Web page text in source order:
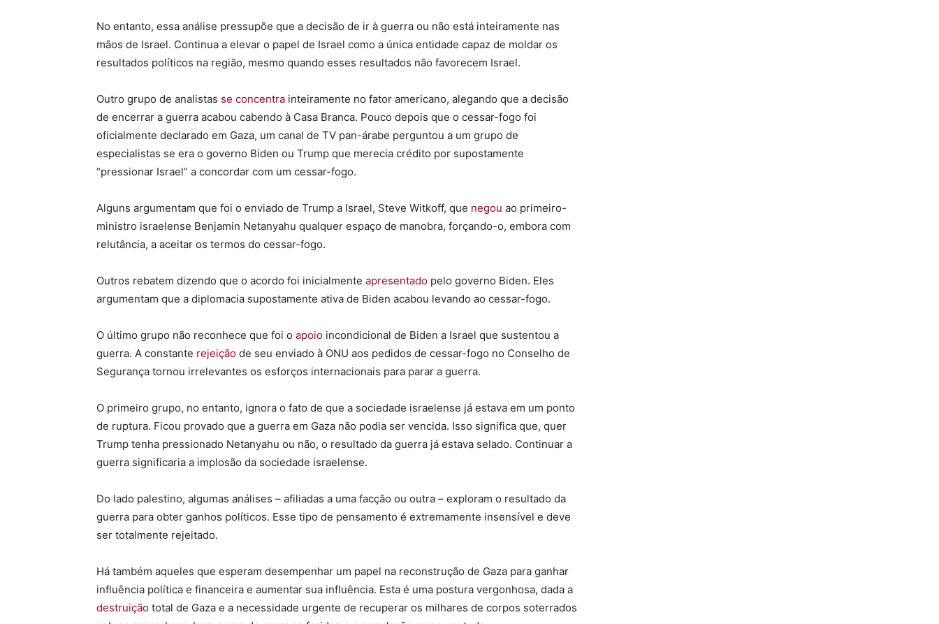
No entanto, essa análise pressupõe que a decisão de ir à guerra ou não está inteiramente nas
mãos de Israel. Continua a elevar o papel de Israel como a única entidade capaz de moldar os
resultados políticos na região, mesmo quando esses resultados não favorecem Israel.
Outro grupo de analistas se concentra inteiramente no fator americano, alegando que a decisão
de encerrar a guerra acabou cabendo à Casa Branca. Pouco depois que o cessar-fogo foi
oficialmente declarado em Gaza, um canal de TV pan-árabe perguntou a um grupo de
especialistas se era o governo Biden ou Trump que merecia crédito por supostamente
“pressionar Israel” a concordar com um cessar-fogo.
Alguns argumentam que foi o enviado de Trump a Israel, Steve Witkoff, que negou ao primeiro-
ministro israelense Benjamin Netanyahu qualquer espaço de manobra, forçando-o, embora com
relutância, a aceitar os termos do cessar-fogo.
Outros rebatem dizendo que o acordo foi inicialmente apresentado pelo governo Biden. Eles
argumentam que a diplomacia supostamente ativa de Biden acabou levando ao cessar-fogo.
O último grupo não reconhece que foi o apoio incondicional de Biden a Israel que sustentou a
guerra. A constante rejeição de seu enviado à ONU aos pedidos de cessar-fogo no Conselho de
Segurança tornou irrelevantes os esforços internacionais para parar a guerra.
O primeiro grupo, no entanto, ignora o fato de que a sociedade israelense já estava em um ponto
de ruptura. Ficou provado que a guerra em Gaza não podia ser vencida. Isso significa que, quer
Trump tenha pressionado Netanyahu ou não, o resultado da guerra já estava selado. Continuar a
guerra significaria a implosão da sociedade israelense.
Do lado palestino, algumas análises – afiliadas a uma facção ou outra – exploram o resultado da
guerra para obter ganhos políticos. Esse tipo de pensamento é extremamente insensível e deve
ser totalmente rejeitado.
Há também aqueles que esperam desempenhar um papel na reconstrução de Gaza para ganhar
influência política e financeira e aumentar sua influência. Esta é uma postura vergonhosa, dada a
destruição total de Gaza e a necessidade urgente de recuperar os milhares de corpos soterrados